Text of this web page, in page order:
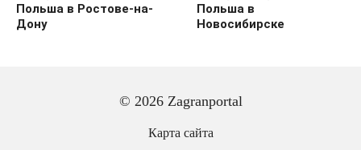
Польша в Ростове-на-
Дону
Польша в
Новосибирске
© 2026 Zagranportal
Карта сайта